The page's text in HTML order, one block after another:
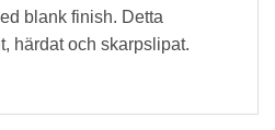
blank finish. Detta
härdat och skarpslipat.